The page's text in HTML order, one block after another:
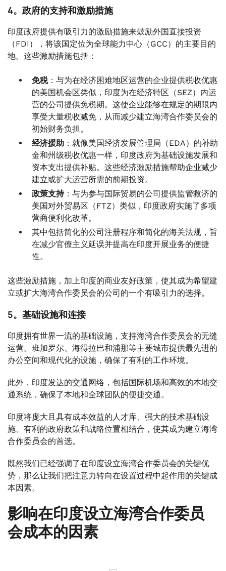
4。政府的支持和激励措施
印度政府提供有吸引力的激励措施来鼓励外国直接投资
（FDI），将该国定位为全球能力中心（GCC）的主要目的
地。这些激励措施包括：
免税：与为在经济困难地区运营的企业提供税收优惠
的美国机会区类似，印度为在经济特区（SEZ）内运
营的公司提供免税期。这使企业能够在规定的期限内
享受大量税收减免，从而减少建立海湾合作委员会的
初始财务负担。
经济援助 ：就像美国经济发展管理局（EDA）的补助
金和州级税收优惠一样，印度政府为基础设施发展和
资本支出提供补贴。这些经济激励措施帮助企业减少
建立或扩大运营所需的前期投资。
政策支持：与为参与国际贸易的公司提供监管救济的
美国对外贸易区（FTZ）类似，印度政府实施了多项
营商便利化改革。
其中包括简化的公司注册程序和简化的海关法规，旨
在减少官僚主义延误并提高在印度开展业务的便捷
性。
这些激励措施，加上印度的商业友好政策，使其成为希望建
立或扩大海湾合作委员会的公司的一个有吸引力的选择。
5。基础设施和连接
印度拥有世界一流的基础设施，支持海湾合作委员会的无缝
运营。班加罗尔、海得拉巴和浦那等主要城市提供最先进的
办公空间和现代化的设施，确保了有利的工作环境。
此外，印度发达的交通网络，包括国际机场和高效的本地交
通系统，确保了本地和全球团队的便捷交通。
印度将庞大且具有成本效益的人才库、强大的技术基础设
施、有利的政府政策和战略位置相结合，使其成为建立海湾
合作委员会的首选。
既然我们已经强调了在印度设立海湾合作委员会的关键优
势，那么让我们把注意力转向在设置过程中起作用的关键成
本因素。
影响在印度设立海湾合作委员
会成本的因素